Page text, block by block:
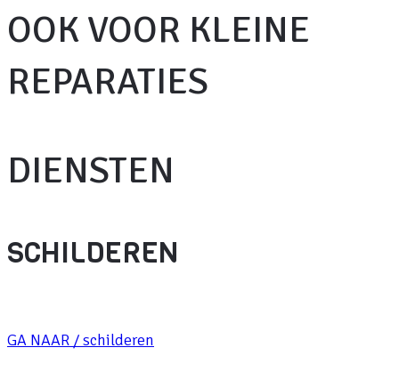
OOK VOOR KLEINE
REPARATIES
DIENSTEN
SCHILDEREN
GA NAAR / schilderen